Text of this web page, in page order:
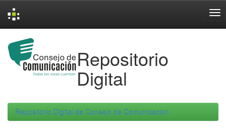
navigation
Repositorio
Digital
Repositorio Digital de Consejo de Comunicacion